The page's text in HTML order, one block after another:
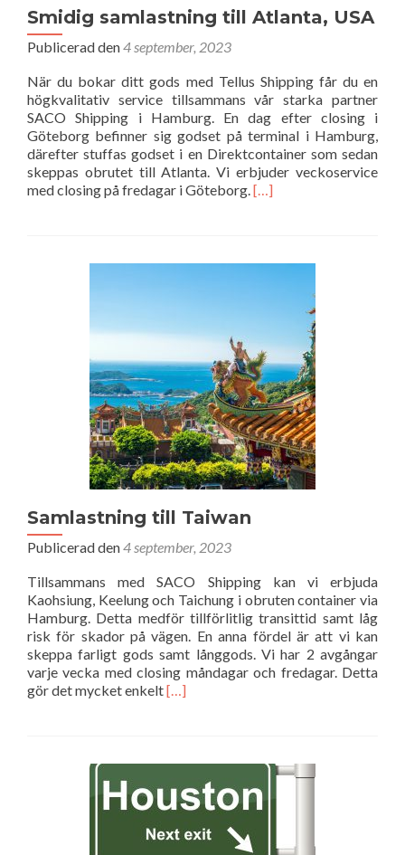
Smidig samlastning till Atlanta, USA
Publicerad den4 september, 2023
När du bokar ditt gods med Tellus Shipping får du en
högkvalitativ service tillsammans vår starka partner
SACO Shipping i Hamburg. En dag efter closing i
Göteborg befinner sig godset på terminal i Hamburg,
därefter stuffas godset i en Direktcontainer som sedan
skeppas obrutet till Atlanta. Vi erbjuder veckoservice
med closing på fredagar i Göteborg.Läs
samlastning
[…]
Samlastning till Taiwan
Publicerad den4 september, 2023
Tillsammans med SACO Shipping kan vi erbjuda
Kaohsiung, Keelung och Taichung i obruten container via
Hamburg. Detta medför tillförlitlig transittid samt låg
risk för skador på vägen. En anna fördel är att vi kan
skeppa farligt gods samt långgods. Vi har 2 avgångar
varje vecka med closing måndagar och fredagar. Detta
gör det mycket enkeltLäs
till
Taiwan
[…]